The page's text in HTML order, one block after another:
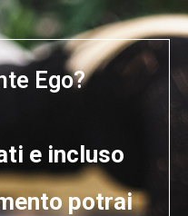
Ego?
e incluso
potrai